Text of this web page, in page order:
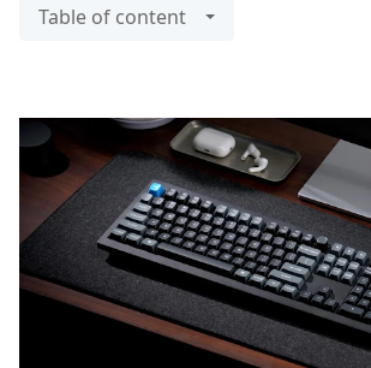
Table of content